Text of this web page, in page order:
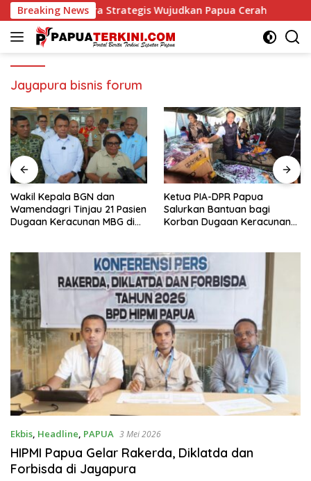
Langsung
ke
konten
Breaking News
Wujudkan Papua Cerah Wakil Kepala BGN dan
Jayapura bisnis forum
Wakil Kepala BGN dan
Wamendagri Tinjau 21 Pasien
Dugaan Keracunan MBG di
Ketua PIA-DPR Papua
Salurkan Bantuan bagi
Korban Dugaan Keracunan
Ekbis, Headline, PAPUA 3 Mei 2026
HIPMI Papua Gelar Rakerda, Diklatda dan
Forbisda di Jayapura